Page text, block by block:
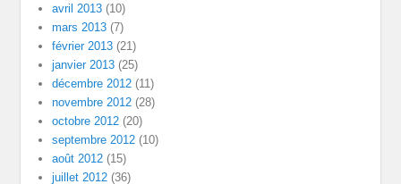
avril 2013 (10)
mars 2013 (7)
février 2013 (21)
janvier 2013 (25)
décembre 2012 (11)
novembre 2012 (28)
octobre 2012 (20)
septembre 2012 (10)
août 2012 (15)
juillet 2012 (36)